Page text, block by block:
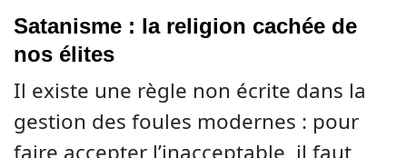
Satanisme : la religion cachée de
nos élites
Il existe une règle non écrite dans la
gestion des foules modernes : pour
faire accepter l’inacceptable, il faut